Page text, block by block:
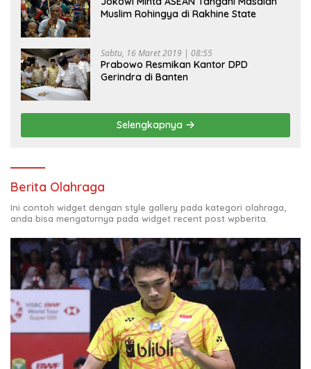
Muslim Rohingya di Rakhine State
Sabtu, 16 Maret 2019 | 08:55
Prabowo Resmikan Kantor DPD
Gerindra di Banten
Selengkapnya
Berita Olahraga
Ini contoh widget dengan style gallery pada kategori olahraga,
anda bisa mengaturnya pada widget recent post wpberita.